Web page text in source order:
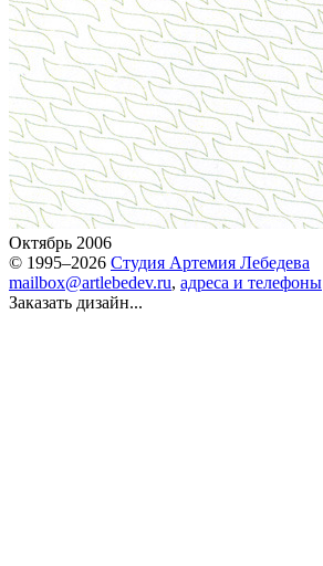
Октябрь 2006
© 1995–2026 Студия Артемия Лебедева
mailbox@artlebedev.ru, адреса и телефоны
Заказать дизайн...